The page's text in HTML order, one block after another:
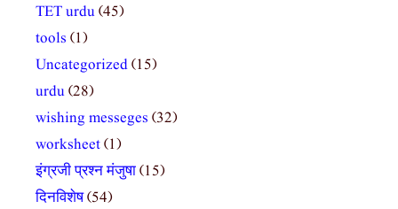
TET urdu(45)
tools (1)
Uncategorized(15)
urdu(28)
wishing messeges (32)
worksheet(1)
इंग्रजी प्रश्न मंजुषा(15)
दिनविशेष(54)